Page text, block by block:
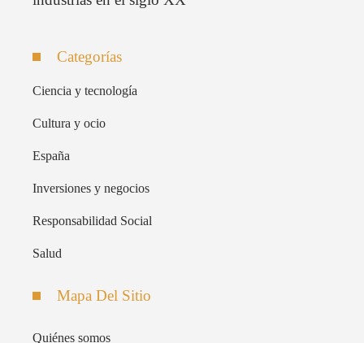
Categorías
Ciencia y tecnología
Cultura y ocio
España
Inversiones y negocios
Responsabilidad Social
Salud
Mapa Del Sitio
Quiénes somos